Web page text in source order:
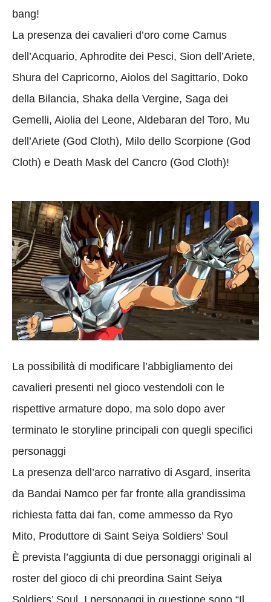
bang!
La presenza dei cavalieri d’oro come Camus
dell’Acquario, Aphrodite dei Pesci, Sion dell’Ariete,
Shura del Capricorno, Aiolos del Sagittario, Doko
della Bilancia, Shaka della Vergine, Saga dei
Gemelli, Aiolia del Leone, Aldebaran del Toro, Mu
dell’Ariete (God Cloth), Milo dello Scorpione (God
Cloth) e Death Mask del Cancro (God Cloth)!
La possibilità di modificare l’abbigliamento dei
cavalieri presenti nel gioco vestendoli con le
rispettive armature dopo, ma solo dopo aver
terminato le storyline principali con quegli specifici
personaggi
La presenza dell’arco narrativo di Asgard, inserita
da Bandai Namco per far fronte alla grandissima
richiesta fatta dai fan, come ammesso da Ryo
Mito, Produttore di Saint Seiya Soldiers’ Soul
È prevista l’aggiunta di due personaggi originali al
roster del gioco di chi preordina Saint Seiya